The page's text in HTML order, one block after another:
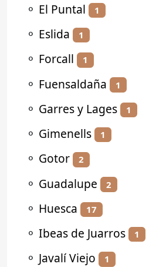
⚬ El Puntal 1
⚬ Eslida 1
⚬ Forcall 1
⚬ Fuensaldaña 1
⚬ Garres y Lages 1
⚬ Gimenells 1
⚬ Gotor 2
⚬ Guadalupe 2
⚬ Huesca 17
⚬ Ibeas de Juarros 1
⚬ Javalí Viejo 1